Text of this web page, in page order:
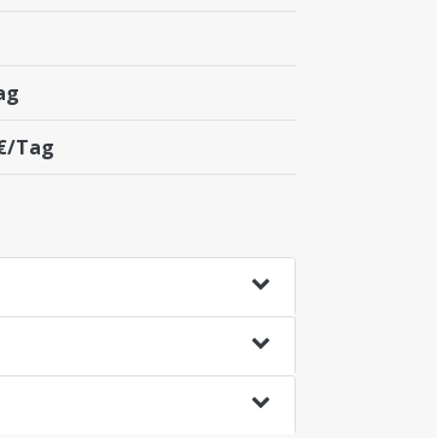
Tag